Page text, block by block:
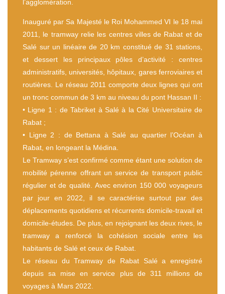
l’agglomération.
Inauguré par Sa Majesté le Roi Mohammed VI le 18 mai
2011, le tramway relie les centres villes de Rabat et de
Salé sur un linéaire de 20 km constitué de 31 stations,
et dessert les principaux pôles d’activité : centres
administratifs, universités, hôpitaux, gares ferroviaires et
routières. Le réseau 2011 comporte deux lignes qui ont
un tronc commun de 3 km au niveau du pont Hassan II :
• Ligne 1 : de Tabriket à Salé à la Cité Universitaire de
Rabat ;
• Ligne 2 : de Bettana à Salé au quartier l’Océan à
Rabat, en longeant la Médina.
Le Tramway s’est confirmé comme étant une solution de
mobilité pérenne offrant un service de transport public
régulier et de qualité. Avec environ 150 000 voyageurs
par jour en 2022, il se caractérise surtout par des
déplacements quotidiens et récurrents domicile-travail et
domicile-études. De plus, en rejoignant les deux rives, le
tramway a renforcé la cohésion sociale entre les
habitants de Salé et ceux de Rabat.
Le réseau du Tramway de Rabat Salé a enregistré
depuis sa mise en service plus de 311 millions de
voyages à Mars 2022.